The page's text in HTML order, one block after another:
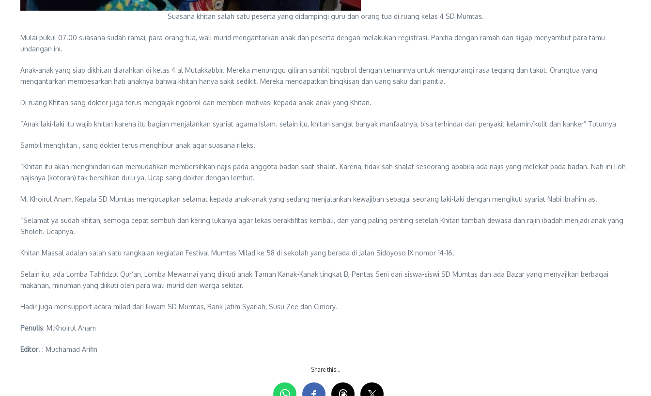
Suasana khitan salah satu peserta yang didampingi guru dan orang tua di ruang kelas 4 SD Mumtas.
Mulai pukul 07.00 suasana sudah ramai, para orang tua, wali murid mengantarkan anak dan peserta dengan melakukan registrasi. Panitia dengan ramah dan sigap menyambut para tamu
undangan ini.
Anak-anak yang siap dikhitan diarahkan di kelas 4 al Mutakkabbir. Mereka menunggu giliran sambil ngobrol dengan temannya untuk mengurangi rasa tegang dan takut. Orangtua yang
mengantarkan membesarkan hati anaknya bahwa khitan hanya sakit sedikit. Mereka mendapatkan bingkisan dan uang saku dari panitia.
Di ruang Khitan sang dokter juga terus mengajak ngobrol dan memberi motivasi kepada anak-anak yang Khitan.
“Anak laki-laki itu wajib khitan karena itu bagian menjalankan syariat agama Islam. selain itu, khitan sangat banyak manfaatnya, bisa terhindar dari penyakit kelamin/kulit dan kanker” Tuturnya
Sambil menghitan , sang dokter terus menghibur anak agar suasana rileks.
“Khitan itu akan menghindari dan memudahkan membersihkan najis pada anggota badan saat shalat. Karena, tidak sah shalat seseorang apabila ada najis yang melekat pada badan. Nah ini Loh
najisnya (kotoran) tak bersihkan dulu ya. Ucap sang dokter dengan lembut.
M. Khoirul Anam, Kepala SD Mumtas mengucapkan selamat kepada anak-anak yang sedang menjalankan kewajiban sebagai seorang laki-laki dengan mengikuti syariat Nabi Ibrahim as.
“Selamat ya sudah khitan, semoga cepat sembuh dan kering lukanya agar lekas beraktifitas kembali, dan yang paling penting setelah Khitan tambah dewasa dan rajin ibadah menjadi anak yang
Sholeh. Ucapnya.
Khitan Massal adalah salah satu rangkaian kegiatan Festival Mumtas Milad ke 58 di sekolah yang berada di Jalan Sidoyoso IX nomor 14-16.
Selain itu, ada Lomba Tahfidzul Qur’an, Lomba Mewarnai yang diikuti anak Taman Kanak-Kanak tingkat B, Pentas Seni dari siswa-siswi SD Mumtas dan ada Bazar yang menyajikan berbagai
makanan, minuman yang diikuti oleh para wali murid dan warga sekitar.
Hadir juga mensupport acara milad dari Ikwam SD Mumtas, Bank Jatim Syariah, Susu Zee dan Cimory.
Penulis: M.Khoirul Anam
Editor. : Muchamad Arifin
Share this…